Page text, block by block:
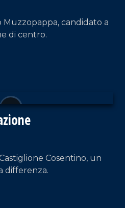
Muzzopappa, candidato a
di centro.
Cosentino, un
differenza.